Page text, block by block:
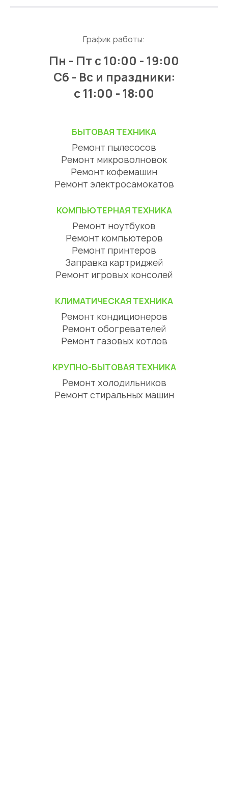
График работы:
Пн - Пт с 10:00 - 19:00
Сб - Вс и праздники:
c 11:00 - 18:00
БЫТОВАЯ ТЕХНИКА
Ремонт пылесосов
Ремонт микроволновок
Ремонт кофемашин
Ремонт электросамокатов
КОМПЬЮТЕРНАЯ ТЕХНИКА
Ремонт ноутбуков
Ремонт компьютеров
Ремонт принтеров
Заправка картриджей
Ремонт игровых консолей
КЛИМАТИЧЕСКАЯ ТЕХНИКА
Ремонт кондиционеров
Ремонт обогревателей
Ремонт газовых котлов
КРУПНО-БЫТОВАЯ ТЕХНИКА
Ремонт холодильников
Ремонт стиральных машин